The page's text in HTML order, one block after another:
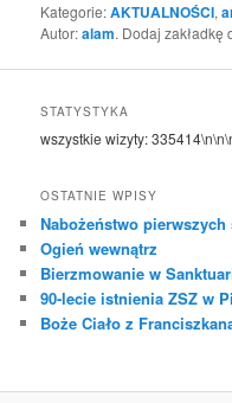
Kategorie:AKTUALNOŚCI,
Autor:alam. Dodaj zakładkę
STATYSTYKA
wszystkie wizyty:335414
OSTATNIE WPISY
Nabożeństwo
Ogień wewnątrz
Bierzmowanie w
90-lecie istnienia ZSZ w
Boże Ciało z